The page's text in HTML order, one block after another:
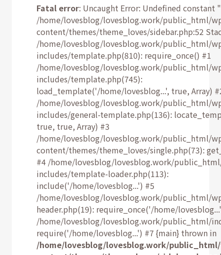
Fatal error: Uncaught Error: Undefined constant
/home/lovesblog/lovesblog.work/public_html/
content/themes/theme_loves/sidebar.php:52
/home/lovesblog/lovesblog.work/public_html/
includes/template.php(810): require_once() #1
/home/lovesblog/lovesblog.work/public_html/
includes/template.php(745):
load_template('/home/lovesblog...', true, Array)
/home/lovesblog/lovesblog.work/public_html/
includes/general-template.php(136):
true, true, Array) #3
/home/lovesblog/lovesblog.work/public_html/
content/themes/theme_loves/single.php(73):
#4 /home/lovesblog/lovesblog.work/
includes/template-loader.php(113):
include('/home/lovesblog...') #5
/home/lovesblog/lovesblog.work/public_html/
header.php(19): require_once('/home/
/home/lovesblog/lovesblog.work/public_html/
require('/home/lovesblog...') #7 {main} thrown in
/home/lovesblog/lovesblog.work/